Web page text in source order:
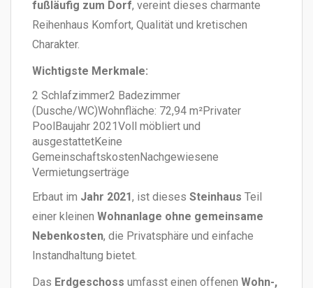
fußläufig zum Dorf, vereint dieses charmante
Reihenhaus Komfort, Qualität und kretischen
Charakter.
Wichtigste Merkmale:
2 Schlafzimmer2 Badezimmer
(Dusche/WC)Wohnfläche: 72,94 m²Privater
PoolBaujahr 2021Voll möbliert und
ausgestattetKeine
GemeinschaftskostenNachgewiesene
Vermietungserträge
Erbaut im Jahr 2021, ist dieses Steinhaus Teil
einer kleinen Wohnanlage ohne gemeinsame
Nebenkosten, die Privatsphäre und einfache
Instandhaltung bietet.
Das Erdgeschoss umfasst einen offenen Wohn-,